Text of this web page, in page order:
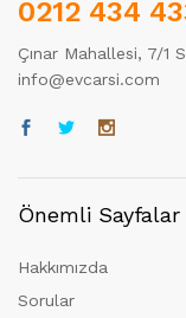
0212 434
Çınar Mahallesi, 7/1
info@evcarsi.com
Önemli Sayfalar
Hakkımızda
Sorular